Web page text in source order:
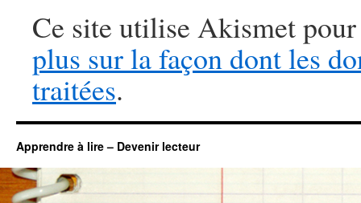
Ce site utilise Akismet
plus sur la façon dont les
traitées.
Apprendre à lire – Devenir lecteur